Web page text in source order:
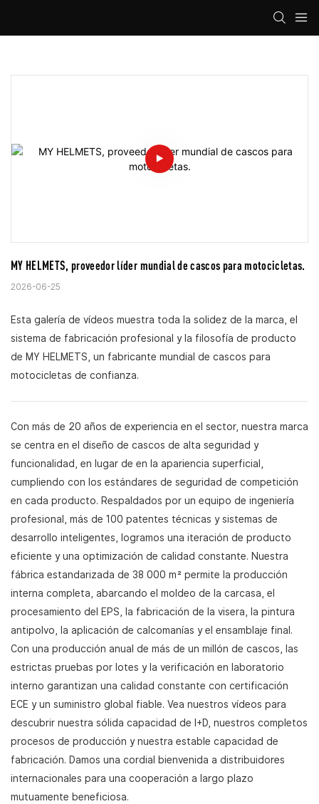
MY HELMETS, proveedor líder mundial de cascos para motocicletas.
2026-06-25
Esta galería de vídeos muestra toda la solidez de la marca, el
sistema de fabricación profesional y la filosofía de producto
de MY HELMETS, un fabricante mundial de cascos para
motocicletas de confianza.
Con más de 20 años de experiencia en el sector, nuestra marca
se centra en el diseño de cascos de alta seguridad y
funcionalidad, en lugar de en la apariencia superficial,
cumpliendo con los estándares de seguridad de competición
en cada producto. Respaldados por un equipo de ingeniería
profesional, más de 100 patentes técnicas y sistemas de
desarrollo inteligentes, logramos una iteración de producto
eficiente y una optimización de calidad constante. Nuestra
fábrica estandarizada de 38 000 m² permite la producción
interna completa, abarcando el moldeo de la carcasa, el
procesamiento del EPS, la fabricación de la visera, la pintura
antipolvo, la aplicación de calcomanías y el ensamblaje final.
Con una producción anual de más de un millón de cascos, las
estrictas pruebas por lotes y la verificación en laboratorio
interno garantizan una calidad constante con certificación
ECE y un suministro global fiable. Vea nuestros vídeos para
descubrir nuestra sólida capacidad de I+D, nuestros completos
procesos de producción y nuestra estable capacidad de
fabricación. Damos una cordial bienvenida a distribuidores
internacionales para una cooperación a largo plazo
mutuamente beneficiosa.